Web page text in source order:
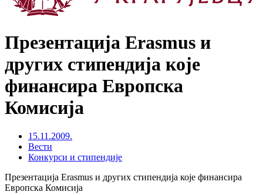
Презентација Erasmus и
других стипендија које
финансира Европска
Комисија
15.11.2009.
Вести
Конкурси и стипендије
Презентација Erasmus и других стипендија које финансира
Европска Комисија